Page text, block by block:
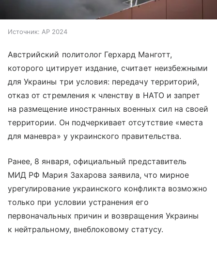
Источник: AP 2024
Австрийский политолог Герхард Манготт,
которого цитирует издание, считает неизбежными
для Украины три условия: передачу территорий,
отказ от стремления к членству в НАТО и запрет
на размещение иностранных военных сил на своей
территории. Он подчеркивает отсутствие «места
для маневра» у украинского правительства.
Ранее, 8 января, официальный представитель
МИД РФ Мария Захарова заявила, что мирное
урегулирование украинского конфликта возможно
только при условии устранения его
первоначальных причин и возвращения Украины
к нейтральному, внеблоковому статусу.